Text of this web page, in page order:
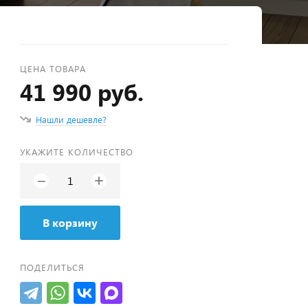
ЦЕНА ТОВАРА
41 990 руб.
Нашли дешевле?
УКАЖИТЕ КОЛИЧЕСТВО
− +
В корзину
ПОДЕЛИТЬСЯ